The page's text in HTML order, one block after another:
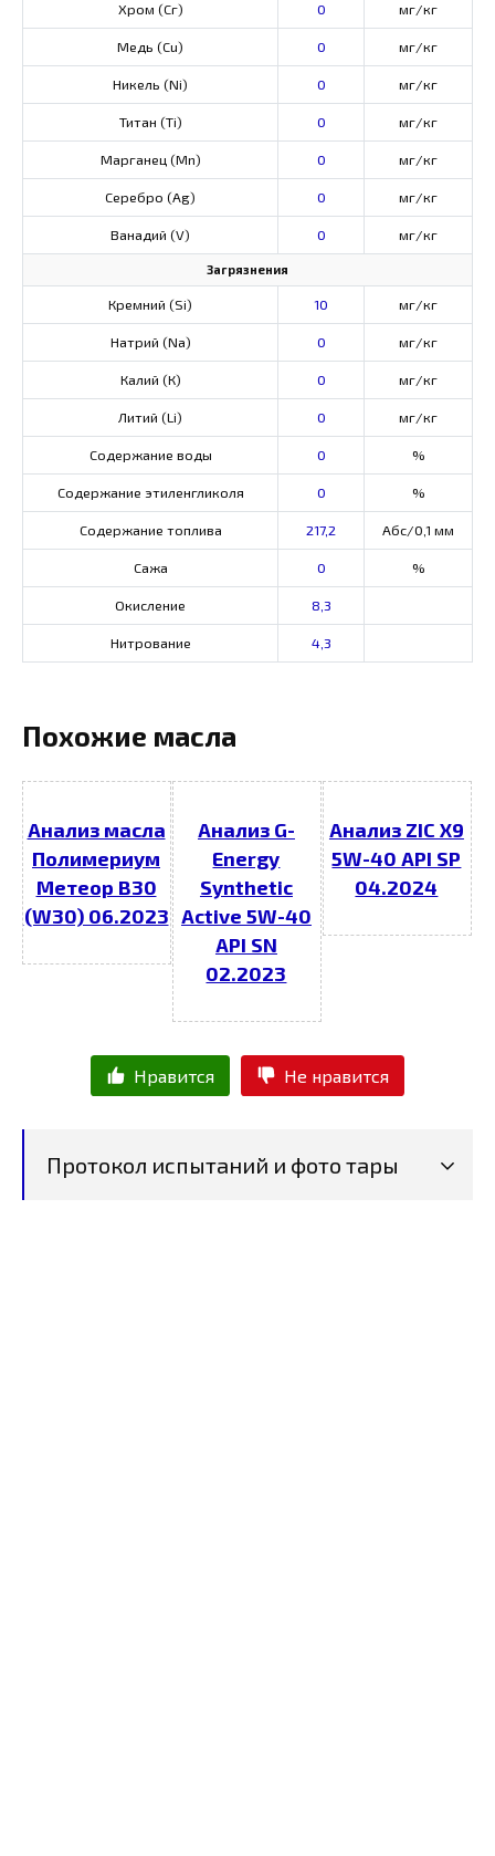
Хром (Сг) 0 мг/кг
Медь (Cu) 0 мг/кг
Никель (Ni) 0 мг/кг
Титан (Ti) 0 мг/кг
Марганец (Mn) 0 мг/кг
Серебро (Ag) 0 мг/кг
Ванадий (V) 0 мг/кг
Загрязнения
Кремний (Si) 10 мг/кг
Натрий (Na) 0 мг/кг
Калий (К) 0 мг/кг
Литий (Li) 0 мг/кг
Содержание воды 0 %
Содержание этиленгликоля 0 %
Содержание топлива 217,2 Абс/0,1 мм
Сажа 0 %
Окисление 8,3
Нитрование 4,3
Похожие масла
Анализ масла
Полимериум
Метеор В30
(W30) 06.2023
Анализ G-
Energy
Synthetic
Active 5W-40
API SN
02.2023
Анализ ZIC X9
5W-40 API SP
04.2024
Нравится Не нравится
Протокол испытаний и фото тары